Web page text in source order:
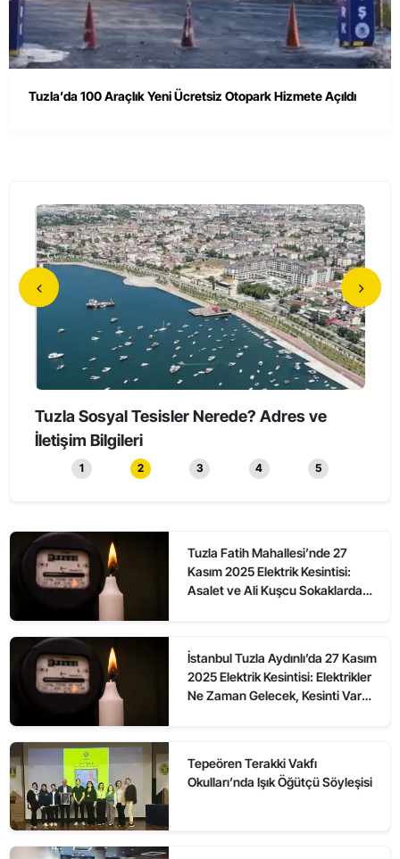
Tuzla’da 100 Araçlık Yeni Ücretsiz Otopark Hizmete Açıldı
Tuzla Sosyal Tesisler Nerede? Adres ve
İletişim Bilgileri
1 2 3 4 5
Tuzla Fatih Mahallesi’nde 27
Kasım 2025 Elektrik Kesintisi:
Asalet ve Ali Kuşcu Sokaklarda
İstanbul Tuzla Aydınlı’da 27 Kasım
2025 Elektrik Kesintisi: Elektrikler
Ne Zaman Gelecek, Kesinti Var
Tepeören Terakki Vakfı
Okulları’nda Işık Öğütçü Söyleşisi